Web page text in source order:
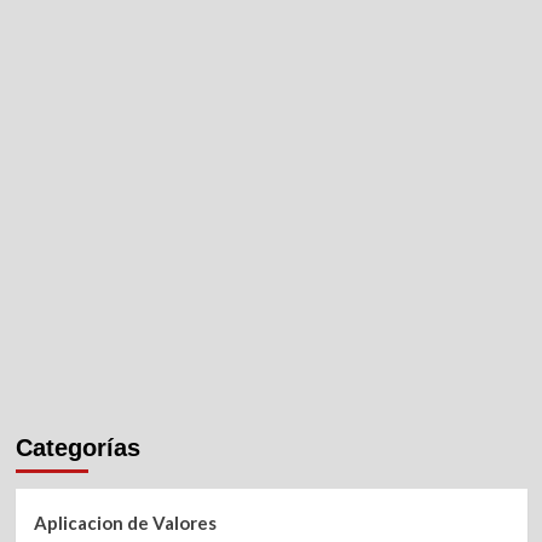
Categorías
Aplicacion de Valores